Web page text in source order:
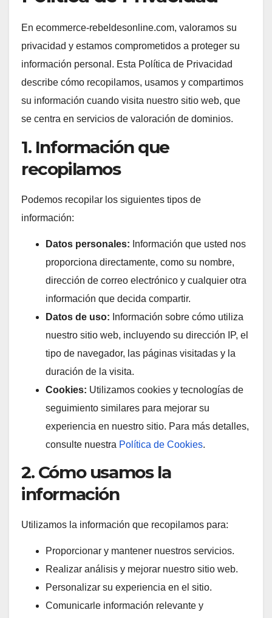
En ecommerce-rebeldesonline.com, valoramos su
privacidad y estamos comprometidos a proteger su
información personal. Esta Política de Privacidad
describe cómo recopilamos, usamos y compartimos
su información cuando visita nuestro sitio web, que
se centra en servicios de valoración de dominios.
1. Información que
recopilamos
Podemos recopilar los siguientes tipos de
información:
Datos personales: Información que usted nos
proporciona directamente, como su nombre,
dirección de correo electrónico y cualquier otra
información que decida compartir.
Datos de uso: Información sobre cómo utiliza
nuestro sitio web, incluyendo su dirección IP, el
tipo de navegador, las páginas visitadas y la
duración de la visita.
Cookies: Utilizamos cookies y tecnologías de
seguimiento similares para mejorar su
experiencia en nuestro sitio. Para más detalles,
consulte nuestra Política de Cookies.
2. Cómo usamos la
información
Utilizamos la información que recopilamos para:
Proporcionar y mantener nuestros servicios.
Realizar análisis y mejorar nuestro sitio web.
Personalizar su experiencia en el sitio.
Comunicarle información relevante y